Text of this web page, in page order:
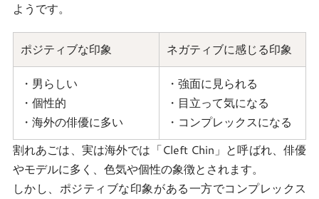
ようです。
ポジティブな印象 ネガティブに感じる印象
・男らしい
・個性的
・海外の俳優に多い
・強面に見られる
・目立って気になる
・コンプレックスになる
割れあごは、実は海外では「Cleft Chin」と呼ばれ、俳優
やモデルに多く、色気や個性の象徴とされます。
しかし、ポジティブな印象がある一方でコンプレックス